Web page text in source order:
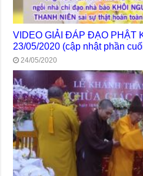
VIDEO GIẢI ĐÁP ĐẠO PHẬT
23/05/2020 (cập nhật phần
24/05/2020